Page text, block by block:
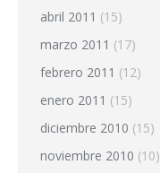
abril 2011 (15)
marzo 2011 (17)
febrero 2011 (12)
enero 2011 (15)
diciembre 2010 (15)
noviembre 2010 (10)